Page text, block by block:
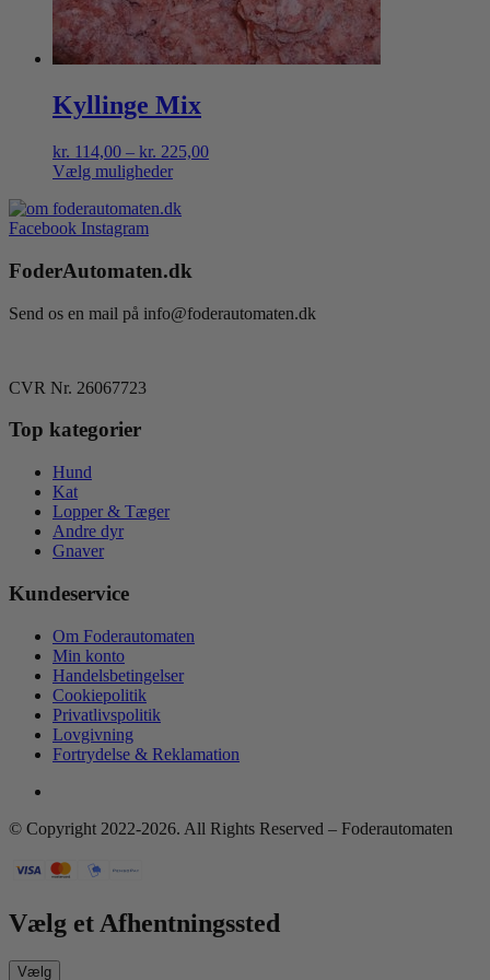
varesiden
Kyllinge Mix
kr. 114,00 – kr. 225,00Prisinterval:
Vælg muligheder
vare
har
varianter.
kan
Facebook Instagram
FoderAutomaten.dk
Send os en mail på info@foderautomaten.dk
CVR Nr. 26067723
Top kategorier
Hund
Kat
Lopper & Tæger
Andre dyr
Gnaver
Kundeservice
Om Foderautomaten
Min konto
Handelsbetingelser
Cookiepolitik
Privatlivspolitik
Lovgivning
Fortrydelse & Reklamation
© Copyright 2022-2026. All Rights Reserved – Foderautomaten
Vælg et Afhentningssted
Vælg